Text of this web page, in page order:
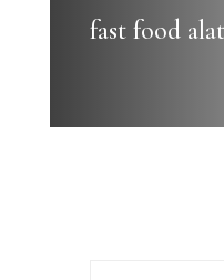
fast food